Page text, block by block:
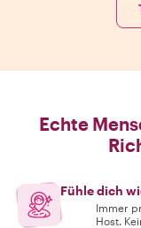
Echte
Fühle dich
Immer
Host.